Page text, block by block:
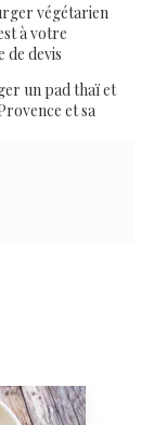
végétarien
à votre
de devis
un pad thaï et
et sa